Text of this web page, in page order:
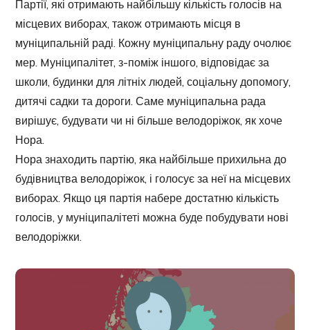
Партії, які отримають найбільшу кількість голосів на
місцевих виборах, також отримають місця в
муніципальній раді. Кожну муніципальну раду очолює
мер. Mуніципалітет, з-поміж іншого, відповідає за
школи, будинки для літніх людей, соціальну допомогу,
дитячі садки та дороги. Саме муніципальна рада
вирішує, будувати чи ні більше велодоріжок, як хоче
Нора.
Нора знаходить партію, яка найбільше прихильна до
будівництва велодоріжок, і голосує за неї на місцевих
виборах. Якщо ця партія набере достатню кількість
голосів, у муніципалітеті можна буде побудувати нові
велодоріжки.